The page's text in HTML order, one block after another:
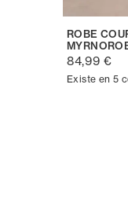
ROBE
84,99 €
Existe en 5